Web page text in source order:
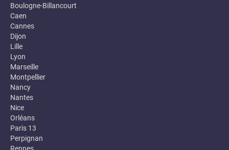
Boulogne-Billancourt
Caen
Cannes
Dijon
Lille
Lyon
Marseille
Montpellier
Nancy
Nantes
Nice
Orléans
Paris 13
Perpignan